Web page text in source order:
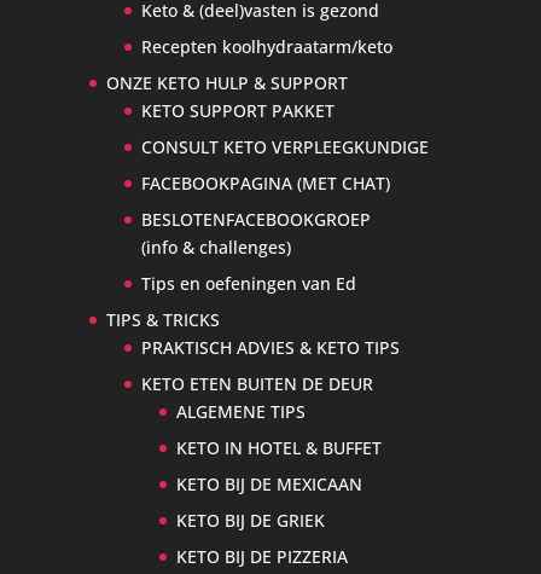
Keto & (deel)vasten is gezond
Recepten koolhydraatarm/keto
ONZE KETO HULP & SUPPORT
KETO SUPPORT PAKKET
CONSULT KETO VERPLEEGKUNDIGE
FACEBOOKPAGINA (MET CHAT)
BESLOTENFACEBOOKGROEP
(info & challenges)
Tips en oefeningen van Ed
TIPS & TRICKS
PRAKTISCH ADVIES & KETO TIPS
KETO ETEN BUITEN DE DEUR
ALGEMENE TIPS
KETO IN HOTEL & BUFFET
KETO BIJ DE MEXICAAN
KETO BIJ DE GRIEK
KETO BIJ DE PIZZERIA